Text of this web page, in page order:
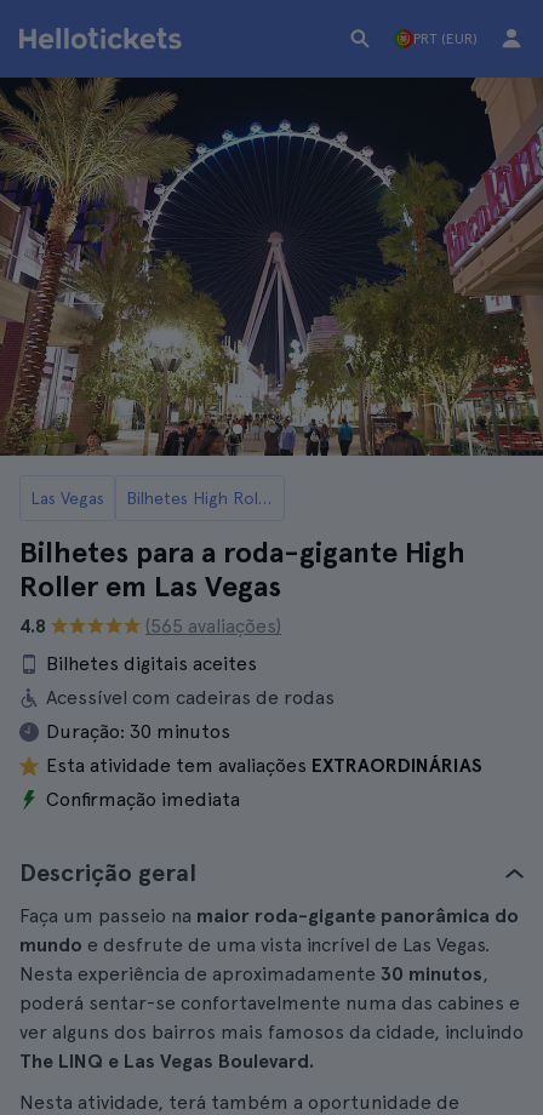
PRT (EUR)
Las Vegas Bilhetes High Roller em Las Vegas
Bilhetes para a roda-gigante High
Roller em Las Vegas
4.8
(565 avaliações)
Bilhetes digitais aceites
Acessível com cadeiras de rodas
Duração: 30 minutos
Esta atividade tem avaliações EXTRAORDINÁRIAS
Confirmação imediata
Descrição geral
Faça um passeio na maior roda-gigante panorâmica do
mundo e desfrute de uma vista incrível de Las Vegas.
Nesta experiência de aproximadamente 30 minutos,
poderá sentar-se confortavelmente numa das cabines e
ver alguns dos bairros mais famosos da cidade, incluindo
The LINQ e Las Vegas Boulevard.
Nesta atividade, terá também a oportunidade de